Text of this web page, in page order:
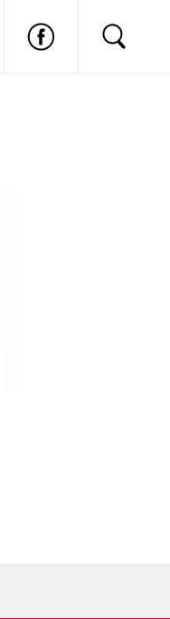
Nu ai cont?